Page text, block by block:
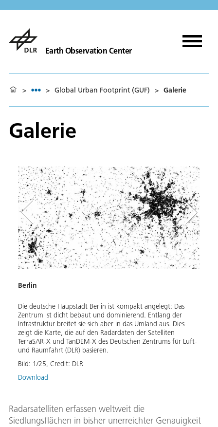
Earth Observation Center
> > Global Urban Footprint (GUF) > Galerie
Galerie
Berlin
Die deutsche Haupstadt Berlin ist kompakt angelegt: Das
Zentrum ist dicht bebaut und dominierend. Entlang der
Infrastruktur breitet sie sich aber in das Umland aus. Dies
zeigt die Karte, die auf den Radardaten der Satelliten
TerraSAR-X und TanDEM-X des Deutschen Zentrums für Luft-
und Raumfahrt (DLR) basieren.
Bild: 1/25, Credit: DLR
Download
Radarsatelliten erfassen weltweit die
Siedlungsflächen in bisher unerreichter Genauigkeit